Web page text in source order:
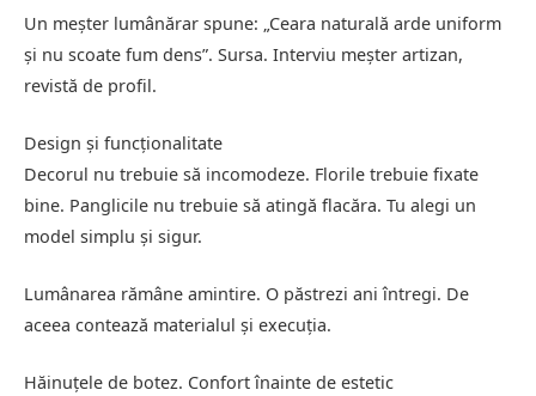
Un meșter lumânărar spune: „Ceara naturală arde uniform
și nu scoate fum dens”. Sursa. Interviu meșter artizan,
revistă de profil.
Design și funcționalitate
Decorul nu trebuie să incomodeze. Florile trebuie fixate
bine. Panglicile nu trebuie să atingă flacăra. Tu alegi un
model simplu și sigur.
Lumânarea rămâne amintire. O păstrezi ani întregi. De
aceea contează materialul și execuția.
Hăinuțele de botez. Confort înainte de estetic